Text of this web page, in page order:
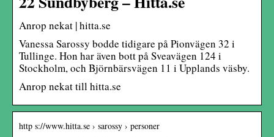
Anrop nekat | hitta.se
Vanessa Sarossy bodde tidigare på Pionvägen 32 i
Tullinge. Hon har även bott på Sveavägen 124 i
Stockholm, och Björnbärsvägen 11 i Upplands väsby.
Anrop nekat till hitta.se
http s://www.hitta.se › sarossy › personer